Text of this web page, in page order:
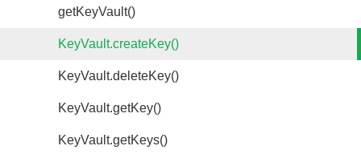
getKeyVault()
KeyVault.createKey()
KeyVault.deleteKey()
KeyVault.getKey()
KeyVault.getKeys()